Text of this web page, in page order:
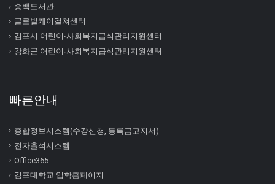
송백도서관
글로벌케이컬쳐센터
김포시 어린이∙사회복지급식관리지원센터
강화군 어린이∙사회복지급식관리지원센터
빠른안내
종합정보시스템(수강신청, 등록금고지서)
전자출석시스템
Office365
김포대학교 입학홈페이지